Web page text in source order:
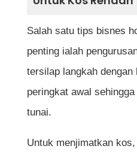
Salah satu tips bisnes
penting ialah
tersilap langkah dengan
peringkat awal
tunai.
Untuk menjimatkan